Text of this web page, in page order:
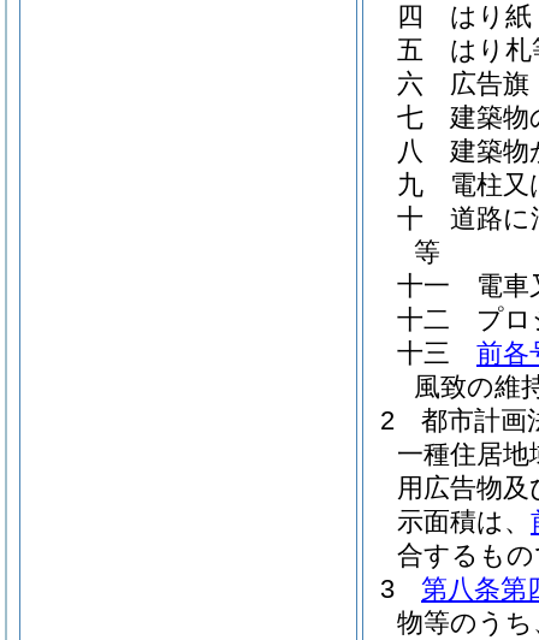
四
はり紙
五
はり札
六
広告旗
七
建築物
八
建築物
九
電柱
十
道路に
等
十一
電車
十二
プ
十三
前各
風致の維
2
都市計画
一種住居
用広告物及
示面積は、
合するも
3
第八条第
物等のうち